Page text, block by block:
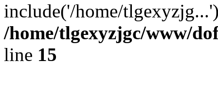
include('/home/
/home/tlgexyzjgc/www/
line 15